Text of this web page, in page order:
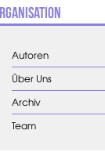
Autoren
Über Uns
Archiv
Team